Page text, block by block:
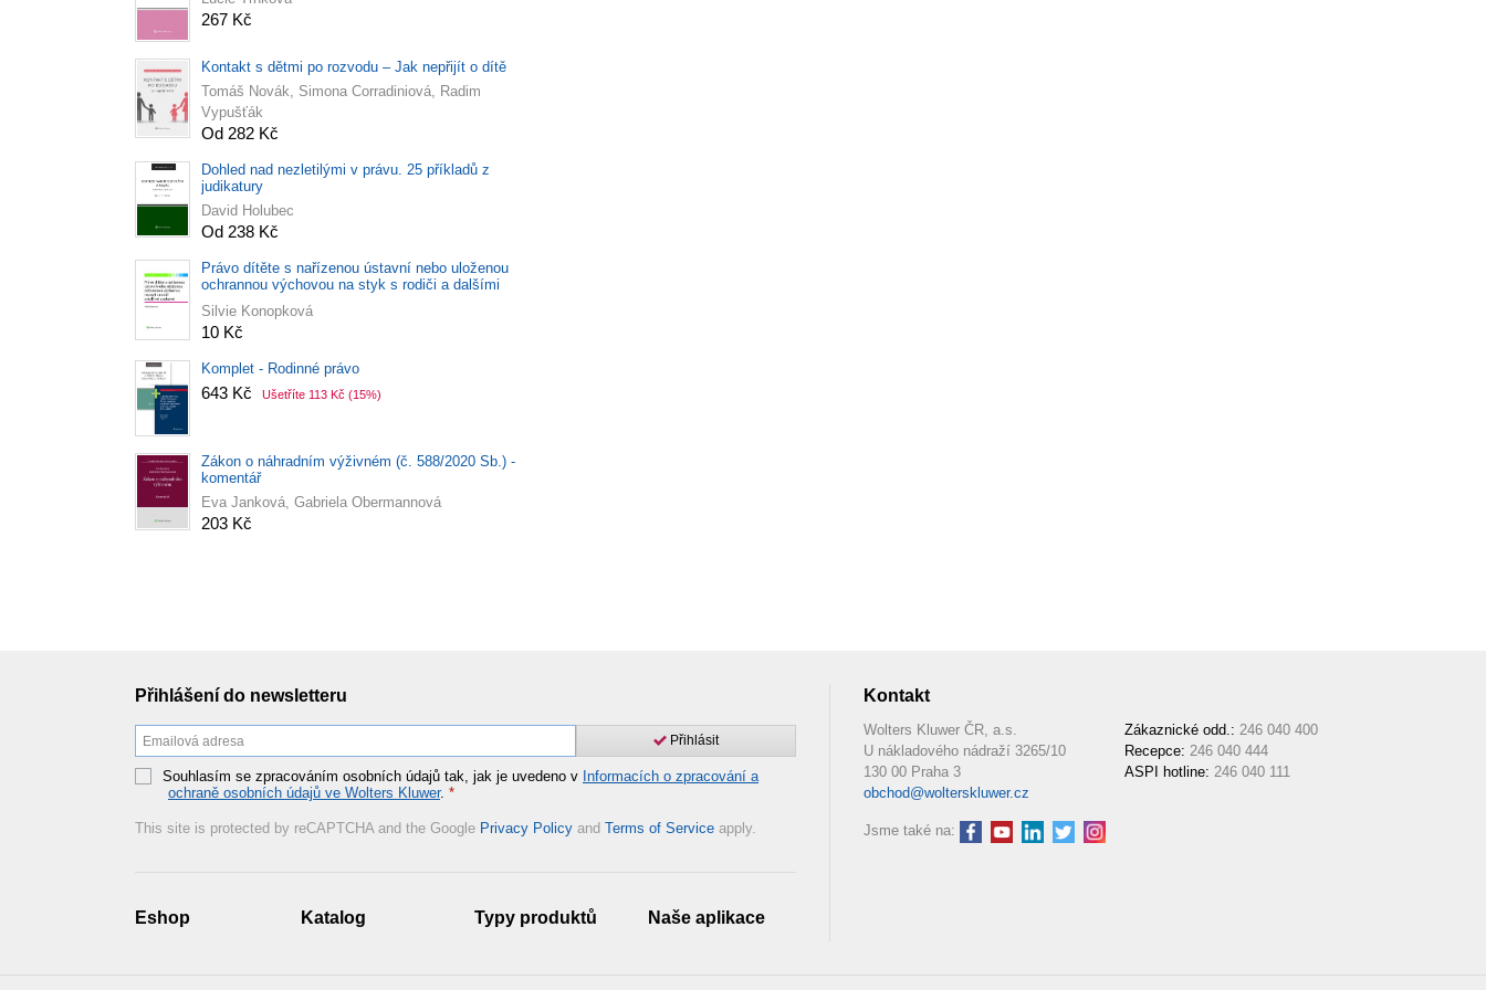
267 Kč
Kontakt s dětmi po rozvodu – Jak nepřijít o dítě
Tomáš Novák, Simona Corradiniová, Radim
Vypušťák
Od 282 Kč
Dohled nad nezletilými v právu. 25 příkladů z
judikatury
David Holubec
Od 238 Kč
Právo dítěte s nařízenou ústavní nebo uloženou
ochrannou výchovou na styk s rodiči a dalšími
Silvie Konopková
10 Kč
Komplet - Rodinné právo
643 Kč Ušetříte 113 Kč (15%)
Zákon o náhradním výživném (č. 588/2020 Sb.) -
komentář
Eva Janková, Gabriela Obermannová
203 Kč
Přihlášení do newsletteru
Přihlásit
Souhlasím se zpracováním osobních údajů tak, jak je uvedeno v Informacích o zpracování a
ochraně osobních údajů ve Wolters Kluwer. *
This site is protected by reCAPTCHA and the Google Privacy Policy and Terms of Service apply.
Eshop Katalog Typy produktů Naše aplikace
Kontakt
Wolters Kluwer ČR, a.s.
U nákladového nádraží 3265/10
130 00 Praha 3
obchod@wolterskluwer.cz
Zákaznické odd.: 246 040 400
Recepce: 246 040 444
ASPI hotline: 246 040 111
Jsme také na: